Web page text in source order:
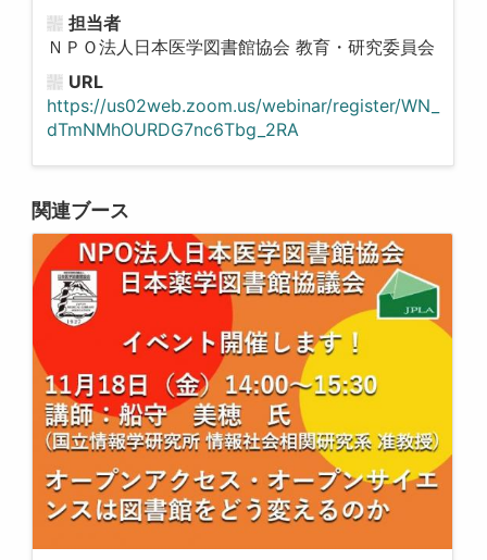
担当者
ＮＰＯ法人日本医学図書館協会 教育・研究委員会
URL
https://us02web.zoom.us/webinar/register/WN_
dTmNMhOURDG7nc6Tbg_2RA
関連ブース